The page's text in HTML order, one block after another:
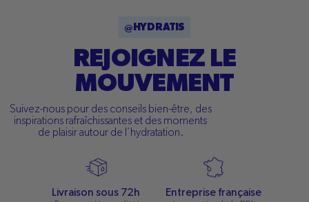
@HYDRATIS
REJOIGNEZ LE
MOUVEMENT
Suivez-nous pour des conseils bien-être, des
inspirations rafraîchissantes et des moments
de plaisir autour de l’hydratation.
Livraison sous 72h Entreprise française